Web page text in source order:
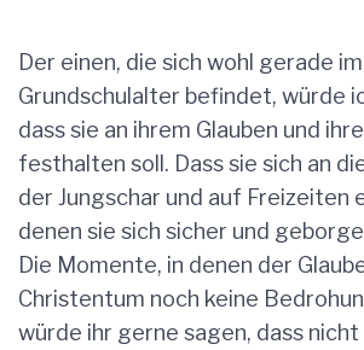
Der einen, die sich wohl gerade im
Grundschulalter befindet, würde
dass sie an ihrem Glauben und
festhalten soll. Dass sie sich an
der Jungschar und auf Freizeiten
denen sie sich sicher und
Die Momente, in denen der
Christentum noch keine
würde ihr gerne sagen, dass nicht